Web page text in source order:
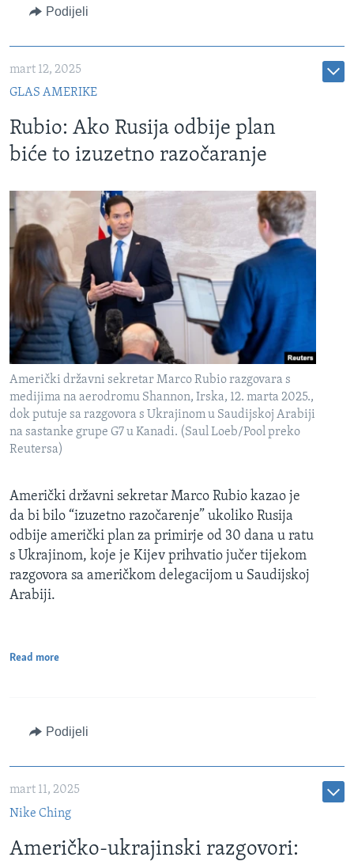
Podijeli
mart 12, 2025
GLAS AMERIKE
Rubio: Ako Rusija odbije plan
biće to izuzetno razočaranje
Američki državni sekretar Marco Rubio razgovara s
medijima na aerodromu Shannon, Irska, 12. marta 2025.,
dok putuje sa razgovora s Ukrajinom u Saudijskoj Arabiji
na sastanke grupe G7 u Kanadi. (Saul Loeb/Pool preko
Reutersa)
Američki državni sekretar Marco Rubio kazao je
da bi bilo “izuzetno razočarenje” ukoliko Rusija
odbije američki plan za primirje od 30 dana u ratu
s Ukrajinom, koje je Kijev prihvatio jučer tijekom
razgovora sa američkom delegacijom u Saudijskoj
Arabiji.
Read more
Podijeli
mart 11, 2025
Nike Ching
Američko-ukrajinski razgovori: